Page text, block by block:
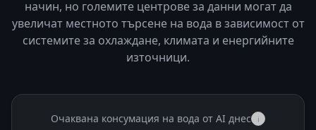
начин, но големите центрове за данни могат да
увеличат местното търсене на вода в зависимост от
системите за охлаждане, климата и енергийните
източници.
Очаквана консумация на вода от AI днес i